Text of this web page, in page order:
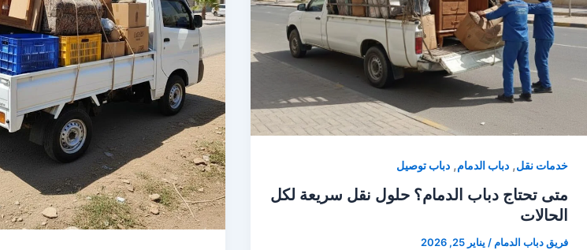
خدمات نقل, دباب الدمام, دباب توصيل
متى تحتاج دباب الدمام؟ حلول نقل سريعة لكل
الحالات
فريق دباب الدمام / يناير 25, 2026